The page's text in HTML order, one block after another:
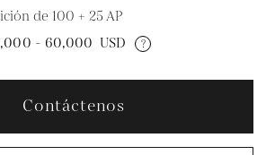
de 100 + 25 AP
- 60,000 USD ?
Contáctenos